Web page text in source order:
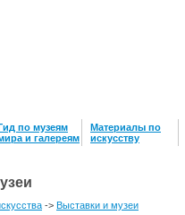
по музеям
и галереям
Материалы по
искусству
-> Выставки и музеи